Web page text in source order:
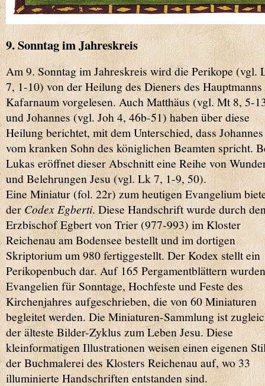
9. Sonntag im Jahreskreis
Am 9. Sonntag im Jahreskreis wird die Perikope (vgl.
7, 1-10) von der Heilung des Dieners des
Kafarnaum vorgelesen. Auch Matthäus (vgl. Mt 8, 5-
und Johannes (vgl. Joh 4, 46b-51) haben über diese
Heilung berichtet, mit dem Unterschied, dass Johannes
vom kranken Sohn des königlichen Beamten spricht.
Lukas eröffnet dieser Abschnitt eine Reihe von
und Belehrungen Jesu (vgl. Lk 7, 1-9, 50).
Eine Miniatur (fol. 22r) zum heutigen Evangelium
derCodex Egberti. Diese Handschrift wurde durch
Erzbischof Egbert von Trier (977-993) im Kloster
Reichenau am Bodensee bestellt und im dortigen
Skriptorium um 980 fertiggestellt. Der Kodex stellt ein
Perikopenbuch dar. Auf 165 Pergamentblättern
Evangelien für Sonntage, Hochfeste und Feste des
Kirchenjahres aufgeschrieben, die von 60 Miniaturen
begleitet werden. Die Miniaturen-Sammlung ist
der älteste Bilder-Zyklus zum Leben Jesu. Diese
kleinformatigen Illustrationen weisen einen eigenen
der Buchmalerei des Klosters Reichenau auf, wo 33
illuminierte Handschriften entstanden sind.